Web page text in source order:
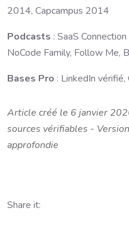
2014, Capcampus 2014
Podcasts : SaaS
NoCode Family, Follow Me,
Bases Pro : LinkedIn
Article créé le 6 janvier
sources vérifiables -
approfondie
Share it: